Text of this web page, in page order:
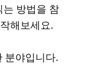
는 방법을 참
해보세요.
분야입니다.